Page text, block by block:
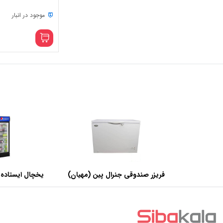
موجود در انبار
فریزر صندوقی جنرال پین (مهیان)
با ظرفیت 440 لیتر
یخچال
عرض 60 سانتی متر